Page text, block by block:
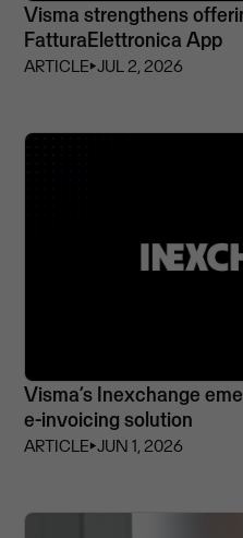
Visma strengthens
FatturaElettronica App
ARTICLE⏵JUL 2, 2026
Visma’s Inexchange
e-invoicing solution
ARTICLE⏵JUN 1, 2026